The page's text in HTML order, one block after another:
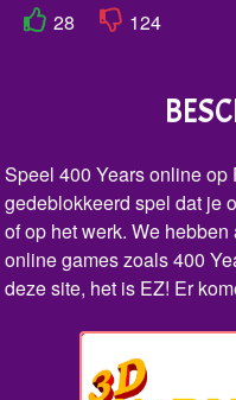
28 124
Speel 400 Years online op
gedeblokkeerd spel dat je
of op het werk. We
online games zoals 400
deze site, het is EZ! Er